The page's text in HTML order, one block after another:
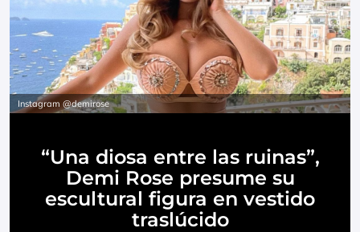
Instagram @demirose
“Una diosa entre las ruinas”,
Demi Rose presume su
escultural figura en vestido
traslúcido